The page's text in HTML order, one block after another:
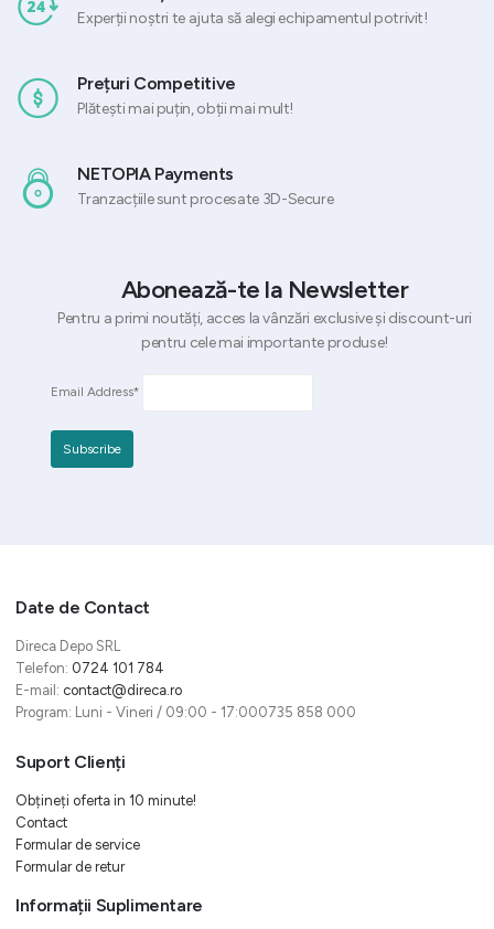
Experții noștri te ajuta să alegi echipamentul potrivit!
Prețuri Competitive
Plătești mai puțin, obții mai mult!
NETOPIA Payments
Tranzacțiile sunt procesate 3D-Secure
Abonează-te la Newsletter
Pentru a primi noutăți, acces la vânzări exclusive și discount-uri
pentru cele mai importante produse!
Email Address*
Date de Contact
Direca Depo SRL
Telefon: 0724 101 784
E-mail: contact@direca.ro
Program: Luni - Vineri / 09:00 - 17:000735 858 000
Suport Clienți
Obțineți oferta in 10 minute!
Contact
Formular de service
Formular de retur
Informații Suplimentare